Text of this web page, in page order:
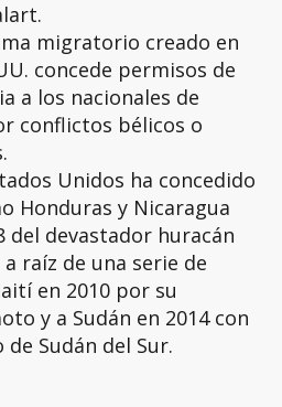
migratorio creado en
concede permisos de
a los nacionales de
conflictos bélicos o
Unidos ha concedido
Honduras y Nicaragua
del devastador huracán
raíz de una serie de
en 2010 por su
y a Sudán en 2014 con
Sudán del Sur.